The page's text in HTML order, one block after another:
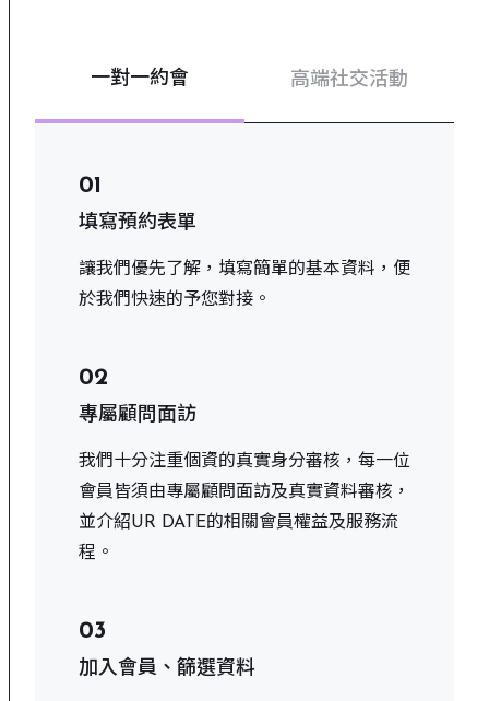
一對一約會 高端社交活動
01
填寫預約表單
讓我們優先了解，填寫簡單的基本資料，便
於我們快速的予您對接。
02
專屬顧問面訪
我們十分注重個資的真實身分審核，每一位
會員皆須由專屬顧問面訪及真實資料審核，
並介紹UR DATE的相關會員權益及服務流
程。
03
加入會員、篩選資料